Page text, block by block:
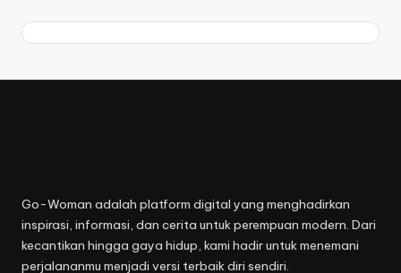
Go-Woman adalah platform digital yang menghadirkan
inspirasi, informasi, dan cerita untuk perempuan modern. Dari
kecantikan hingga gaya hidup, kami hadir untuk menemani
perjalananmu menjadi versi terbaik diri sendiri.